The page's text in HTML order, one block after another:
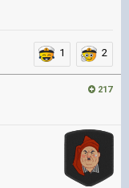
1 2
217